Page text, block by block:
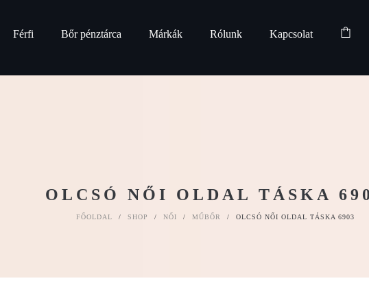
Férfi Bőr pénztárca Márkák Rólunk Kapcsolat
OLCSÓ NŐI OLDAL TÁSKA
FŐOLDAL / SHOP / NŐI / MŰBŐR / OLCSÓ NŐI OLDAL TÁSKA 6903